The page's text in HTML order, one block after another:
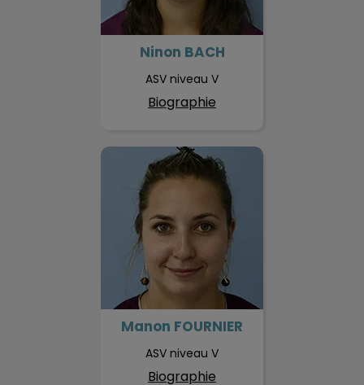
Ninon BACH
ASV niveau V
Biographie
Manon FOURNIER
Manon FOURNIER
ASV niveau V
Biographie